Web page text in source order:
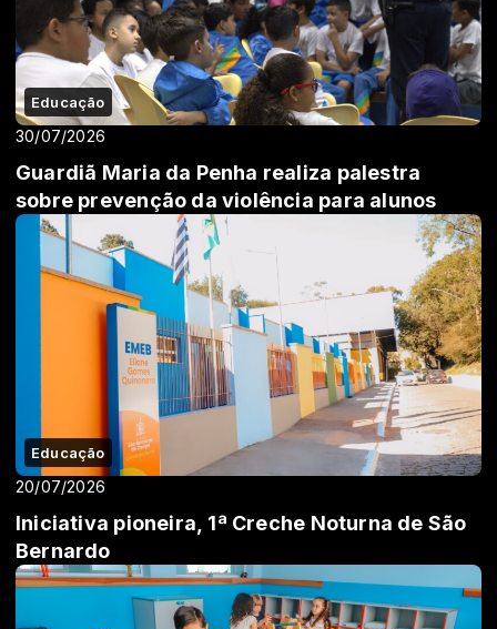
Educação
30/07/2026
Guardiã Maria da Penha realiza palestra
sobre prevenção da violência para alunos
Educação
20/07/2026
Iniciativa pioneira, 1ª Creche Noturna de São
Bernardo